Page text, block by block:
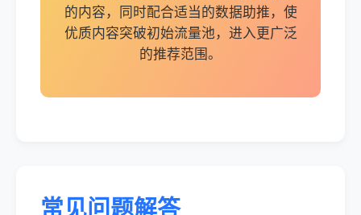
的内容，同时配合适当的数据助推，使
优质内容突破初始流量池，进入更广泛
的推荐范围。
常见问题解答